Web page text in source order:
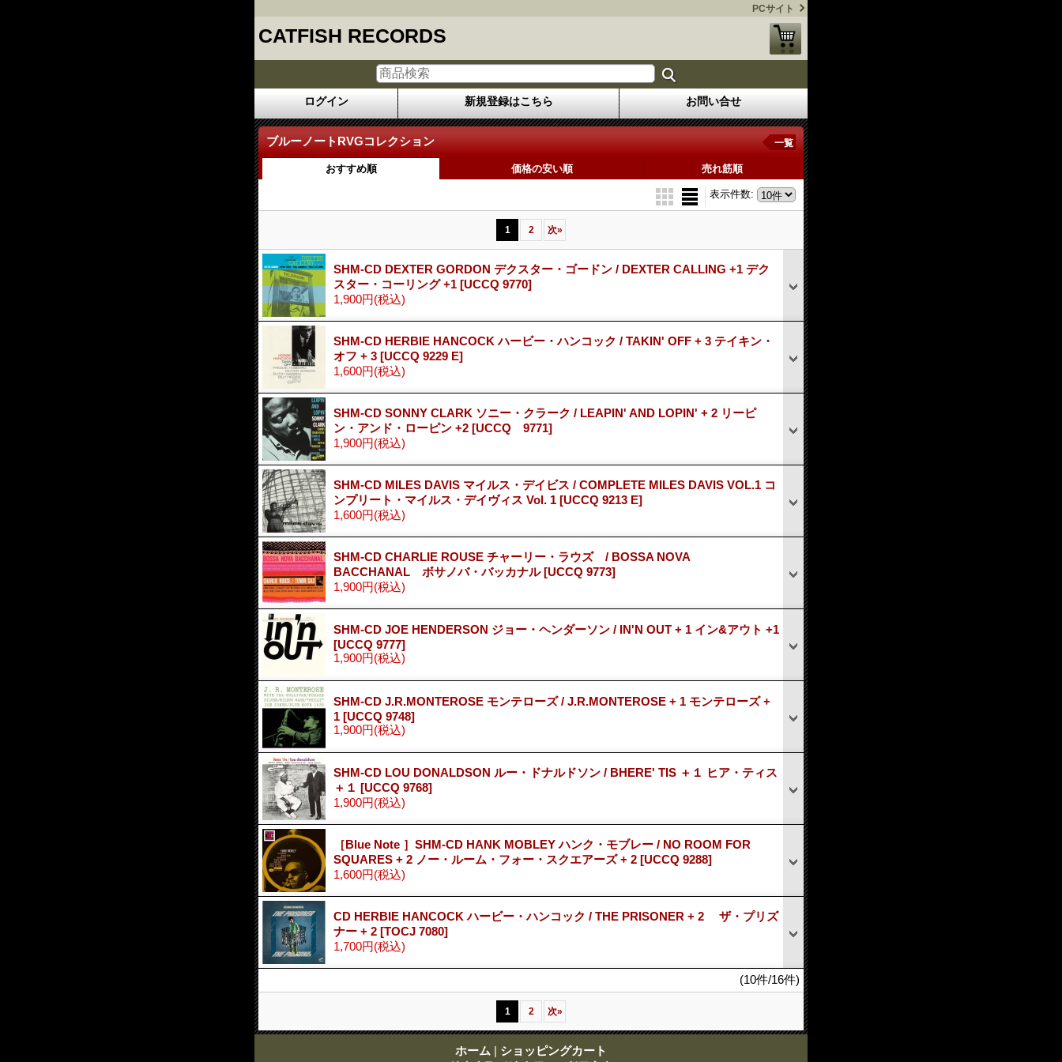
PCサイト
CATFISH RECORDS
ログイン 新規登録はこちら お問い合せ
ブルーノートRVGコレクション 一覧
おすすめ順 価格の安い順 売れ筋順
表示件数:
1 2 次»
SHM-CD DEXTER GORDON デクスター・ゴードン / DEXTER CALLING +1 デク
スター・コーリング +1 [UCCQ 9770]
1,900円(税込)
SHM-CD HERBIE HANCOCK ハービー・ハンコック / TAKIN' OFF + 3 テイキン・
オフ + 3 [UCCQ 9229 E]
1,600円(税込)
SHM-CD SONNY CLARK ソニー・クラーク / LEAPIN' AND LOPIN' + 2 リーピ
ン・アンド・ローピン +2 [UCCQ 9771]
1,900円(税込)
SHM-CD MILES DAVIS マイルス・デイビス / COMPLETE MILES DAVIS VOL.1 コ
ンプリート・マイルス・デイヴィス Vol. 1 [UCCQ 9213 E]
1,600円(税込)
SHM-CD CHARLIE ROUSE チャーリー・ラウズ / BOSSA NOVA
BACCHANAL ボサノバ・バッカナル[UCCQ 9773]
1,900円(税込)
SHM-CD JOE HENDERSON ジョー・ヘンダーソン / IN'N OUT + 1 イン&アウト +1
[UCCQ 9777]
1,900円(税込)
SHM-CD J.R.MONTEROSE モンテローズ / J.R.MONTEROSE + 1 モンテローズ +
1 [UCCQ 9748]
1,900円(税込)
SHM-CD LOU DONALDSON ルー・ドナルドソン / BHERE' TIS ＋１ ヒア・ティス
＋１ [UCCQ 9768]
1,900円(税込)
［Blue Note ］SHM-CD HANK MOBLEY ハンク・モブレー / NO ROOM FOR
SQUARES + 2 ノー・ルーム・フォー・スクエアーズ + 2 [UCCQ 9288]
1,600円(税込)
CD HERBIE HANCOCK ハービー・ハンコック / THE PRISONER + 2 ザ・プリズ
ナー + 2 [TOCJ 7080]
1,700円(税込)
(10件/16件)
1 2 次»
ホーム | ショッピングカート